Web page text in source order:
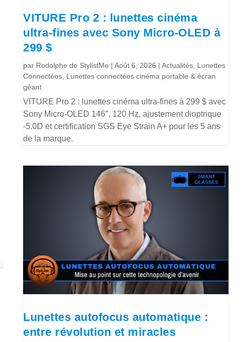
VITURE Pro 2 : lunettes cinéma
ultra-fines avec Sony Micro-OLED à
299 $
par Rodolphe de StylistMe |Août 6, 2026 |Actualités Lunettes
Connectées Lunettes connectées cinéma portable & écran
géant
VITURE Pro 2 : lunettes cinéma ultra-fines à 299 $ avec
Sony Micro-OLED 146″, 120 Hz, ajustement dioptrique
-5.0D et certification SGS Eye Strain A+ pour les 5 ans
de la marque.
Lunettes autofocus automatique :
entre révolution et miracles